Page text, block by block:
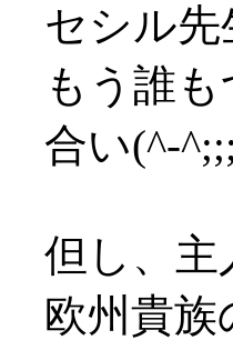
セシル
もう誰
合い(^-
但し、主
欧州貴